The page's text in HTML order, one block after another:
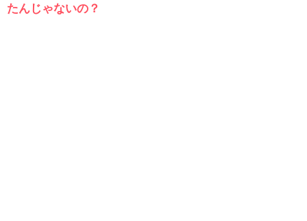
たんじゃないの？